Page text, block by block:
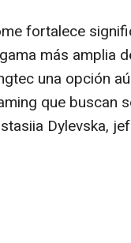
fortalece
más amplia
una opción
que buscan
Dylevska,